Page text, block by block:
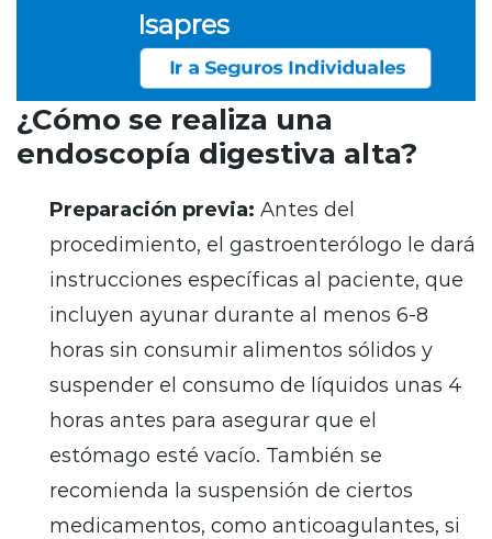
Isapres
¿Cómo se realiza una
endoscopía digestiva alta?
Preparación previa: Antes del
procedimiento, el gastroenterólogo le dará
instrucciones específicas al paciente, que
incluyen ayunar durante al menos 6-8
horas sin consumir alimentos sólidos y
suspender el consumo de líquidos unas 4
horas antes para asegurar que el
estómago esté vacío. También se
recomienda la suspensión de ciertos
medicamentos, como anticoagulantes, si